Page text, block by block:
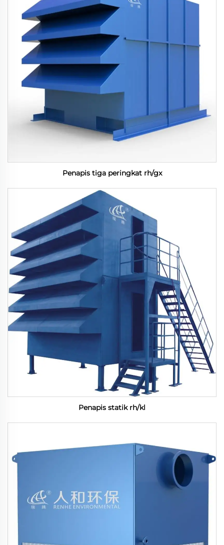
Penapis tiga peringkat rh/gx
Penapis statik rh/kl